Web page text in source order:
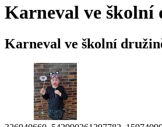
Karneval ve školní
Karneval ve školní